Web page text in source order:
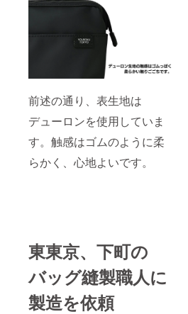
前述の通り、表生地は
デューロンを使用していま
す。触感はゴムのように柔
らかく、心地よいです。
東東京、下町の
バッグ縫製職人に
製造を依頼